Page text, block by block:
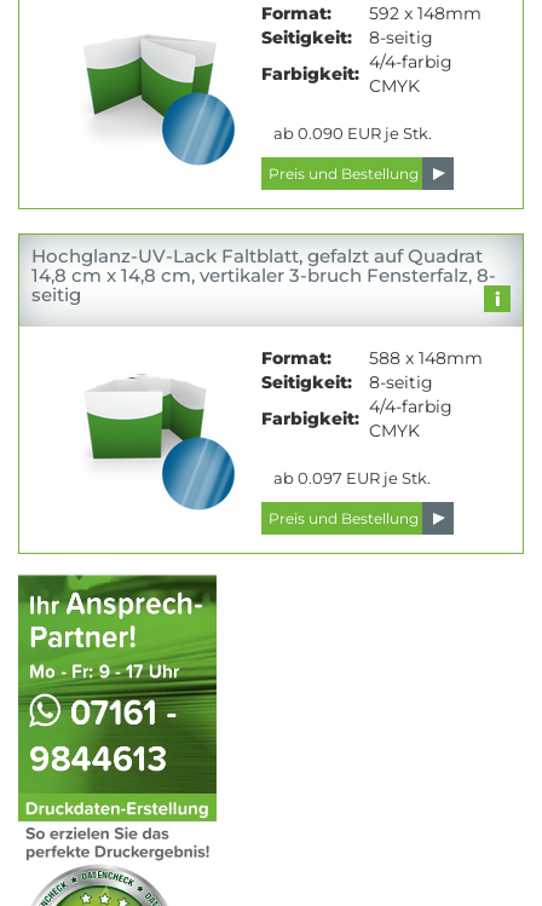
Format:
592 x 148mm
Seitigkeit:
8-seitig
Farbigkeit:
4/4-farbig
CMYK
ab 0.090 EUR je Stk.
Hochglanz-UV-Lack Faltblatt, gefalzt auf Quadrat
14,8 cm x 14,8 cm, vertikaler 3-bruch Fensterfalz, 8-
seitig
Format:
588 x 148mm
Seitigkeit:
8-seitig
Farbigkeit:
4/4-farbig
CMYK
ab 0.097 EUR je Stk.